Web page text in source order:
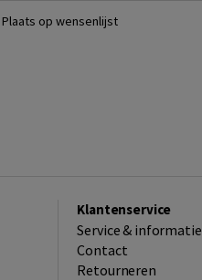
Plaats op wensenlijst
Klantenservice
Service & informatie
Contact
Retourneren